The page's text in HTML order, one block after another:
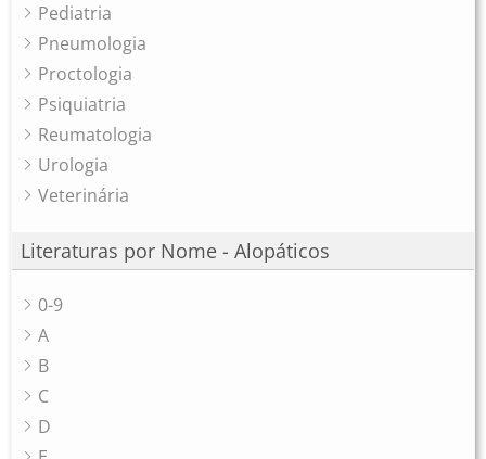
Pediatria
Pneumologia
Proctologia
Psiquiatria
Reumatologia
Urologia
Veterinária
Literaturas por Nome - Alopáticos
0-9
A
B
C
D